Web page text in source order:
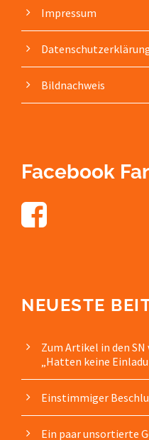
Impressum
Bildnachweis
Facebook
NEUESTE
Zum Artikel in den
„Hatten keine
Einstimmiger
Ein paar unsortierte